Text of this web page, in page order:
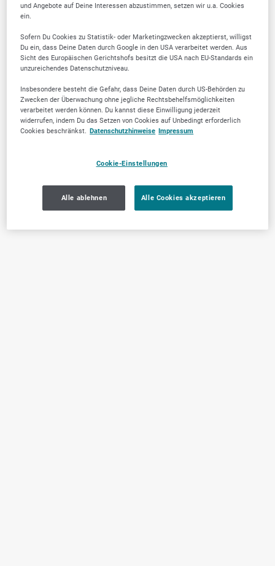
und Angebote auf Deine Interessen abzustimmen, setzen wir u.a. Cookies
ein.
Sofern Du Cookies zu Statistik- oder Marketingzwecken akzeptierst, willigst
Du ein, dass Deine Daten durch Google in den USA verarbeitet werden. Aus
Sicht des Europäischen Gerichtshofs besitzt die USA nach EU-Standards ein
unzureichendes Datenschutzniveau.
Insbesondere besteht die Gefahr, dass Deine Daten durch US-Behörden zu
Zwecken der Überwachung ohne jegliche Rechtsbehelfsmöglichkeiten
verarbeitet werden können. Du kannst diese Einwilligung jederzeit
widerrufen, indem Du das Setzen von Cookies auf Unbedingt erforderlich
Cookies beschränkst. Datenschutzhinweise Impressum
Cookie-Einstellungen
Alle ablehnen Alle Cookies akzeptieren